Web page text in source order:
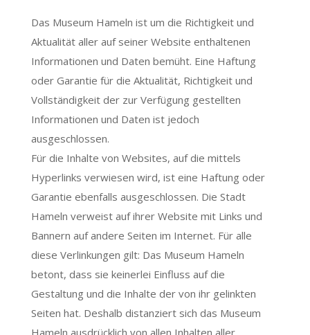
Das Museum Hameln ist um die Richtigkeit und
Aktualität aller auf seiner Website enthaltenen
Informationen und Daten bemüht. Eine Haftung
oder Garantie für die Aktualität, Richtigkeit und
Vollständigkeit der zur Verfügung gestellten
Informationen und Daten ist jedoch
ausgeschlossen.
Für die Inhalte von Websites, auf die mittels
Hyperlinks verwiesen wird, ist eine Haftung oder
Garantie ebenfalls ausgeschlossen. Die Stadt
Hameln verweist auf ihrer Website mit Links und
Bannern auf andere Seiten im Internet. Für alle
diese Verlinkungen gilt: Das Museum Hameln
betont, dass sie keinerlei Einfluss auf die
Gestaltung und die Inhalte der von ihr gelinkten
Seiten hat. Deshalb distanziert sich das Museum
Hameln ausdrücklich von allen Inhalten aller